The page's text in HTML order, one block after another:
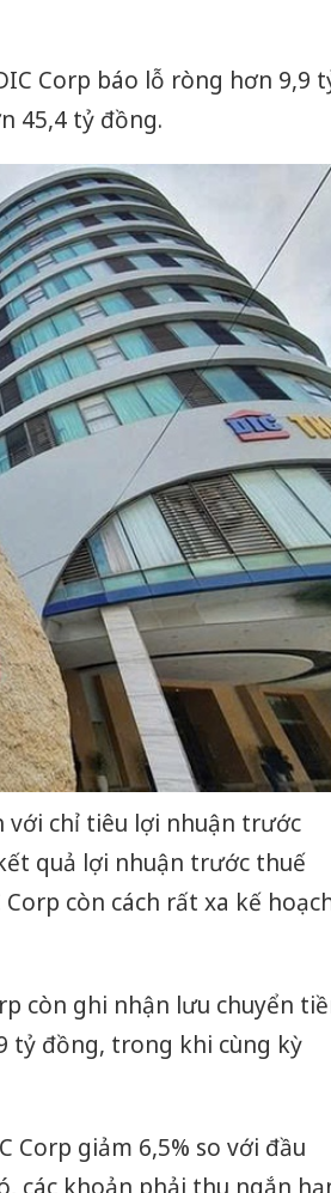
Corp báo lỗ ròng hơn 9,9
45,4 tỷ đồng.
với chỉ tiêu lợi nhuận trước
quả lợi nhuận trước thuế
còn cách rất xa kế
còn ghi nhận lưu chuyển
tỷ đồng, trong khi cùng kỳ
Corp giảm 6,5% so với đầu